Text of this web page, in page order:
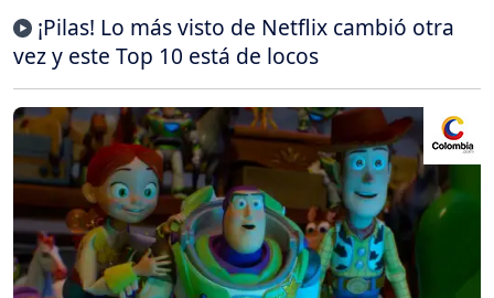
¡Pilas! Lo más visto de Netflix cambió otra
vez y este Top 10 está de locos